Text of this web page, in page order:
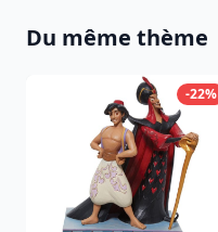
Du même thème
-22%